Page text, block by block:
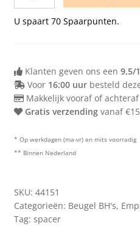
U spaart 70Spaarpunten.
Klanten geven ons een 9,5/
Voor 16:00 uurbesteld
Makkelijk vooraf of
Gratis verzendingvanaf
* Op werkdagen (ma-vr) en mits voorradig
** Binnen Nederland
SKU: 44151
Categorieën: Beugel BH's,
Tag: spacer